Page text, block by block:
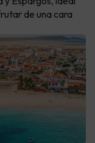
de una cara